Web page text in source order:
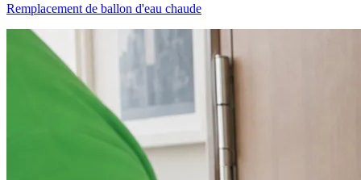
Remplacement de ballon d'eau chaude